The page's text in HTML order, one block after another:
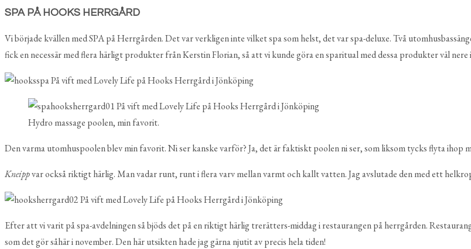
SPA PÅ HOOKS HERRGÅRD
Vi började kvällen med SPA på Herrgården. Det var verkligen inte vilket spa som helst, det var spa-deluxe. Två
fick en necessär med flera härligt produkter från Kerstin Florian, så att vi kunde göra en sparitual med dessa produkter väl
Hydro massage poolen, min favorit.
Den varma utomhuspoolen blev min favorit. Ni ser kanske varför? Ja, det är faktiskt poolen ni ser, som liksom tycks flyta ihop
Kneippvar också riktigt härlig. Man vadar runt, runt i flera varv mellan varmt och kallt vatten. Jag avslutade den med ett
Efter att vi varit på spa-avdelningen så bjöds det på en riktigt härlig trerätters-middag i restaurangen på herrgården.
som det gör såhär i november. Den här utsikten hade jag gärna njutit av precis hela tiden!